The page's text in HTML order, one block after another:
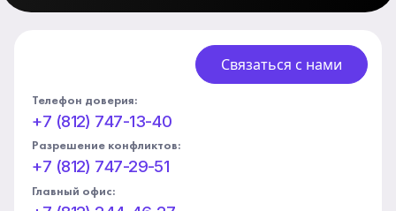
Связаться с нами
Телефон доверия:
+7 (812) 747-13-40
Разрешение конфликтов:
+7 (812) 747-29-51
Главный офис: